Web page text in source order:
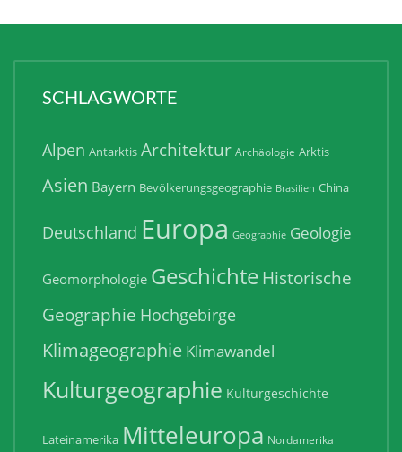
SCHLAGWORTE
Alpen Antarktis Architektur Archäologie Arktis
Asien Bayern Bevölkerungsgeographie Brasilien China
Deutschland Europa Geographie Geologie
Geomorphologie GeschichteHistorische
Geographie Hochgebirge
Klimageographie Klimawandel
Kulturgeographie Kulturgeschichte
Lateinamerika Mitteleuropa Nordamerika